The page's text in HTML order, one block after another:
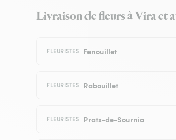
Livraison de fleurs à Vira et
FLEURISTES Fenouillet
FLEURISTES Rabouillet
FLEURISTES Prats-de-Sournia